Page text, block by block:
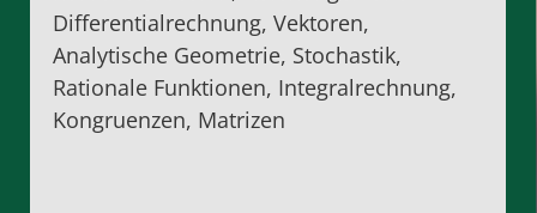
Differentialrechnung, Vektoren,
Analytische Geometrie, Stochastik,
Rationale Funktionen, Integralrechnung,
Kongruenzen, Matrizen